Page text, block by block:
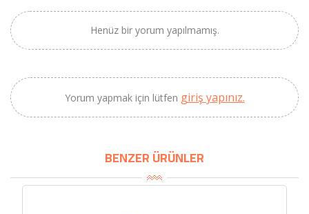
Henüz bir yorum yapılmamış.
Yorum yapmak için lütfen giriş yapınız.
BENZER ÜRÜNLER
2320,00 TL
2100,00 TL
Sızma Zeytinyağı
(2025 Yeni Hasat,
Güney Ege, 5 Litre) -